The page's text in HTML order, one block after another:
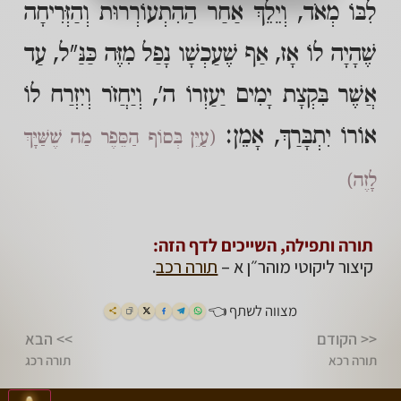
לִבּוֹ מְאֹד, וְיֵלֵךְ אַחַר הַהִתְעוֹרְרוּת וְהַזְּרִיחָה
שֶׁהָיָה לוֹ אָז, אַף שֶׁעַכְשָׁו נָפַל מִזֶּה כַּנַּ"ל, עַד
אֲשֶׁר בִּקְצָת יָמִים יַעַזְרוֹ ה', וְיַחֲזֹר וְיִזְרַח לוֹ
אוֹרוֹ יִתְבָּרַךְ, אָמֵן: (עַיֵּן בְּסוֹף הַסֵּפֶר מַה שֶׁשַּׁיָּךְ
לָזֶה)
תורה ותפילה, השייכים לדף הזה:
קיצור ליקוטי מוהר״ן א – תורה רכב.
מצווה לשתף 👈
<< הקודם
תורה רכא
>> הבא
תורה רכג